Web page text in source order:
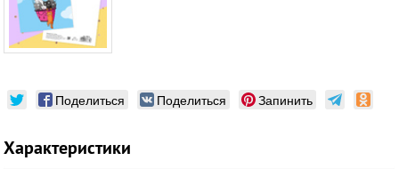
Поделиться Поделиться Запинить
Характеристики